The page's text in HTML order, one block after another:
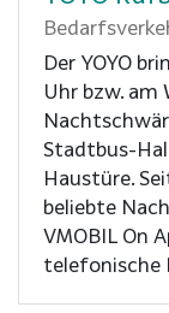
Der YOYO
Uhr bzw. am
Stadtbus-
Haustüre.
beliebte
VMOBIL On
telefonische